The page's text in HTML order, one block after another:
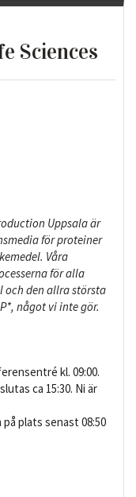
Sciences
Uppsala är
för proteiner
Våra
för alla
och den allra största
något vi inte gör.
kl. 09:00.
ca 15:30. Ni är
på plats senast 08:50